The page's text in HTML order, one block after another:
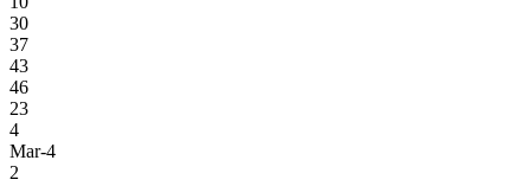
30
37
43
46
23
4
Mar-4
2